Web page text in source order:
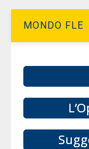
MONDO FLE